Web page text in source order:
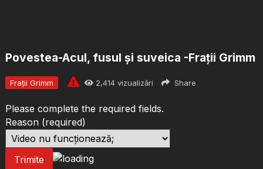
Povestea-Acul, fusul și suveica -Frații Grimm
Frații Grimm 2,414vizualizări Share
Please complete the required fields.
Reason (required)
Trimite